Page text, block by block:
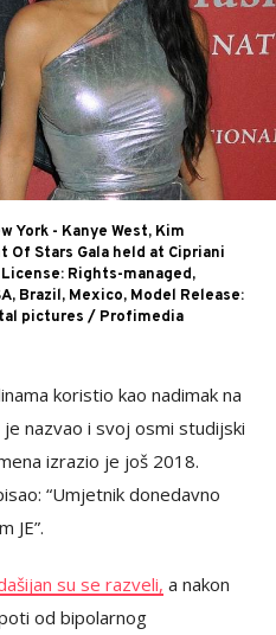
York - Kanye West, Kim
Of Stars Gala held at Cipriani
Rights-managed,
Brazil, Mexico, Model Release:
pictures / Profimedia
koristio kao nadimak na
nazvao i svoj osmi studijski
izrazio je još 2018.
“Umjetnik donedavno
JE”.
su se razveli, a nakon
od bipolarnog